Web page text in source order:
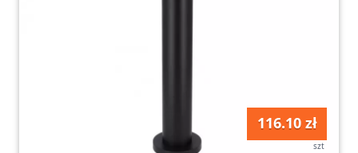
116.10 zł
szt